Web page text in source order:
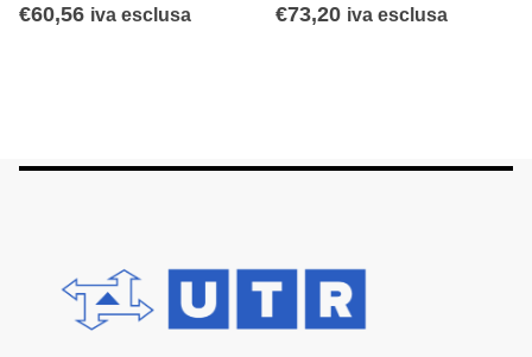
€60,56 iva esclusa €73,20 iva esclusa